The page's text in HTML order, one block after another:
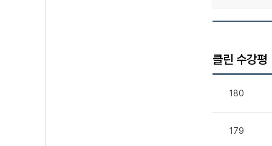
클린 수강평
180
179